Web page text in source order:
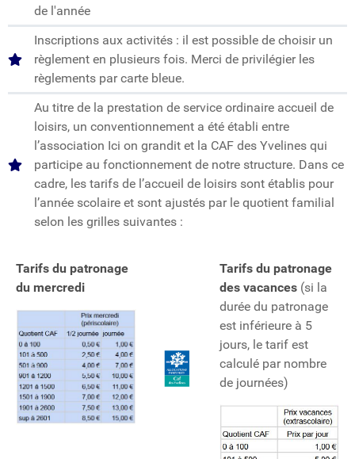
de l'année
Inscriptions aux activités : il est possible de choisir un
règlement en plusieurs fois. Merci de privilégier les
règlements par carte bleue.
Au titre de la prestation de service ordinaire accueil de
loisirs, un conventionnement a été établi entre
l’association Ici on grandit et la CAF des Yvelines qui
participe au fonctionnement de notre structure. Dans ce
cadre, les tarifs de l’accueil de loisirs sont établis pour
l’année scolaire et sont ajustés par le quotient familial
selon les grilles suivantes :
Tarifs du patronage
du mercredi
Tarifs du patronage
des vacances (si la
durée du patronage
est inférieure à 5
jours, le tarif est
calculé par nombre
de journées)